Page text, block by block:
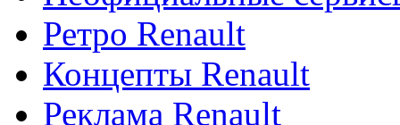
Ретро Renault
Концепты Renault
Реклама Renault